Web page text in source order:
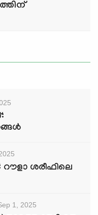
റൗളാ ശരീഫിലെ
1, 2025